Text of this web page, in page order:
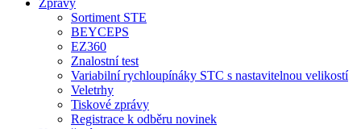
Sortiment STE
BEYCEPS
EZ360
Znalostní test
Variabilní rychloupínáky STC s nastavitelnou velikostí
Veletrhy
Tiskové zprávy
Registrace k odběru novinek